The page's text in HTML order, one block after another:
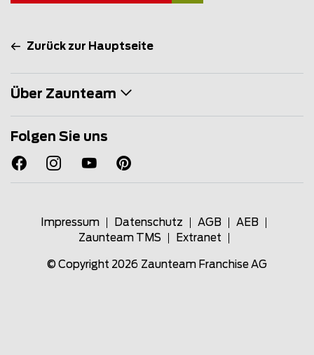
Zurück zur Hauptseite
Über Zaunteam
Folgen Sie uns
Impressum Datenschutz AGB
AEB
Zaunteam TMS
Extranet
© Copyright 2026 Zaunteam Franchise AG